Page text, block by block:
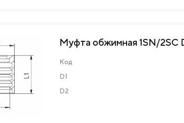
Муфта обжимная 1SN/2SC
Код
D1
D2